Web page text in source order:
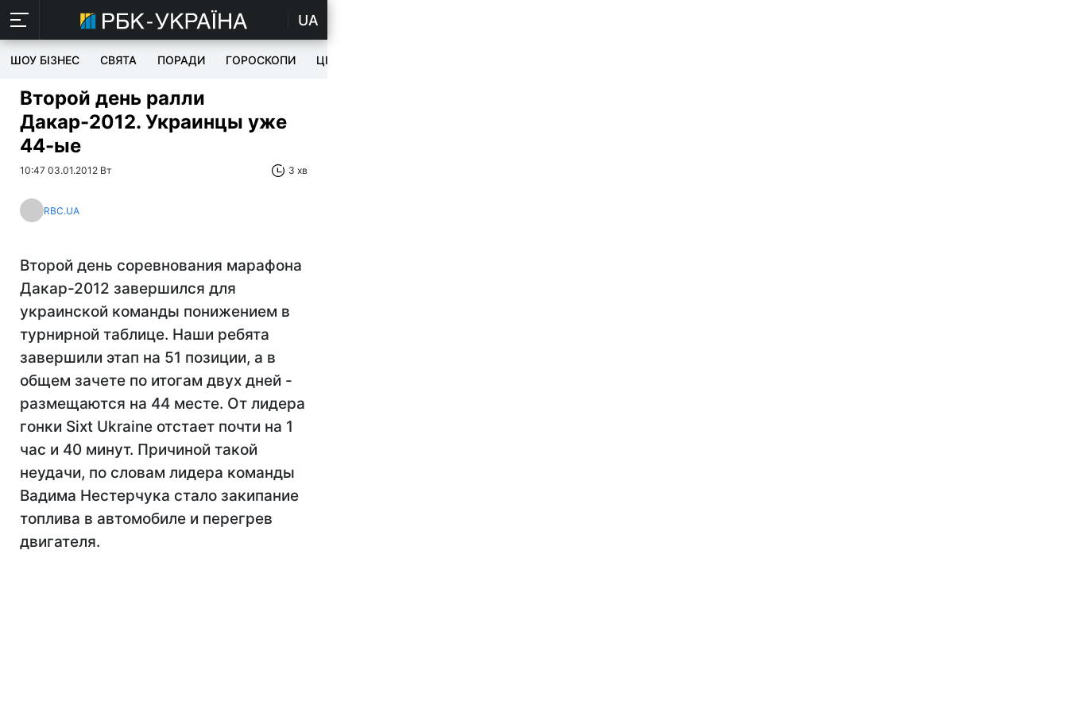
UA
ШОУ БІЗНЕС СВЯТА ПОРАДИ ГОРОСКОПИ ЦІКАВЕ
Второй день ралли
Дакар-2012. Украинцы уже
44-ые
10:47 03.01.2012 Вт 3 хв
RBC.UA
Второй день соревнования марафона
Дакар-2012 завершился для
украинской команды понижением в
турнирной таблице. Наши ребята
завершили этап на 51 позиции, а в
общем зачете по итогам двух дней -
размещаются на 44 месте. От лидера
гонки Sixt Ukraine отстает почти на 1
час и 40 минут. Причиной такой
неудачи, по словам лидера команды
Вадима Нестерчука стало закипание
топлива в автомобиле и перегрев
двигателя.